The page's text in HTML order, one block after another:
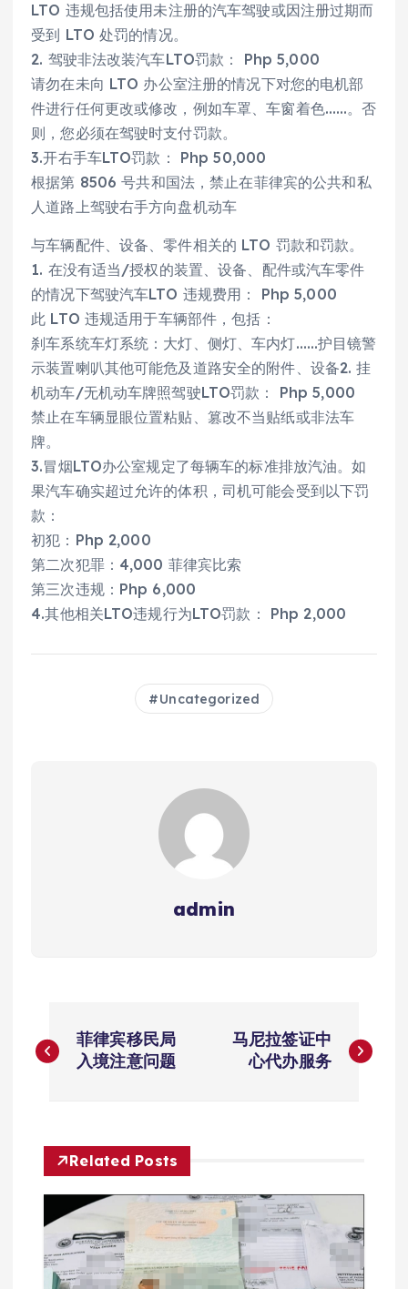
LTO 违规包括使用未注册的汽车驾驶或因注册过期而
受到 LTO 处罚的情况。
2. 驾驶非法改装汽车LTO罚款： Php 5,000
请勿在未向 LTO 办公室注册的情况下对您的电机部
件进行任何更改或修改，例如车罩、车窗着色……。否
则，您必须在驾驶时支付罚款。
3.开右手车LTO罚款： Php 50,000
根据第 8506 号共和国法，禁止在菲律宾的公共和私
人道路上驾驶右手方向盘机动车
与车辆配件、设备、零件相关的 LTO 罚款和罚款。
1. 在没有适当/授权的装置、设备、配件或汽车零件
的情况下驾驶汽车LTO 违规费用： Php 5,000
此 LTO 违规适用于车辆部件，包括：
刹车系统车灯系统：大灯、侧灯、车内灯……护目镜警
示装置喇叭其他可能危及道路安全的附件、设备2. 挂
机动车/无机动车牌照驾驶LTO罚款： Php 5,000
禁止在车辆显眼位置粘贴、篡改不当贴纸或非法车
牌。
3.冒烟LTO办公室规定了每辆车的标准排放汽油。如
果汽车确实超过允许的体积，司机可能会受到以下罚
款：
初犯：Php 2,000
第二次犯罪：4,000 菲律宾比索
第三次违规：Php 6,000
4.其他相关LTO违规行为LTO罚款： Php 2,000
Uncategorized
admin
章
航
菲律宾移民局
入境注意问题
马尼拉签证中
心代办服务
Related Posts